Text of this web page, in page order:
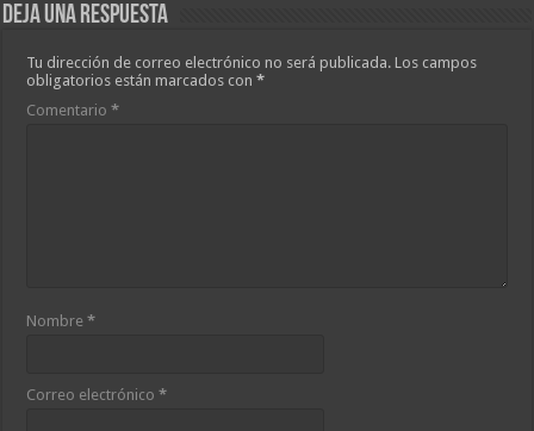
Deja una respuesta
Tu dirección de correo electrónico no será publicada. Los campos
obligatorios están marcados con*
Comentario*
Nombre*
Correo electrónico*